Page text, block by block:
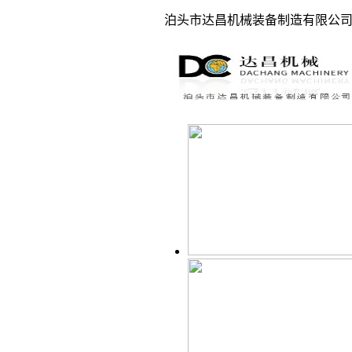
泊头市达昌机械装备制造有限公